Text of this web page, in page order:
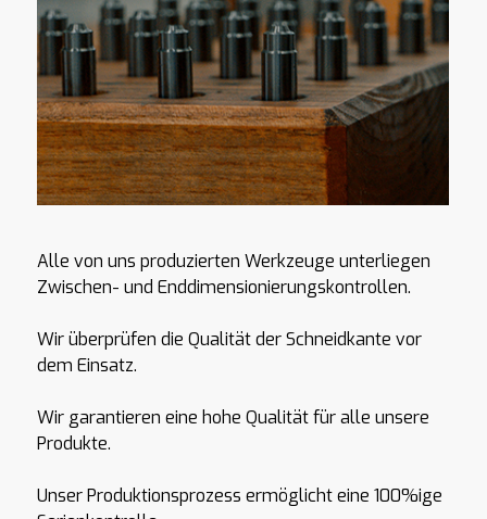
Alle von uns produzierten Werkzeuge unterliegen
Zwischen- und Enddimensionierungskontrollen.
Wir überprüfen die Qualität der Schneidkante vor
dem Einsatz.
Wir garantieren eine hohe Qualität für alle unsere
Produkte.
Unser Produktionsprozess ermöglicht eine 100%ige